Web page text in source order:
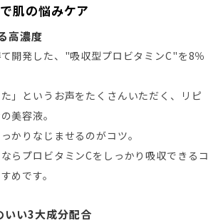
肌の悩みケア
高濃度
開発した、"吸収型プロビタミンC"を8％
た」というお声をたくさんいただく、リピ
美容液。
かりなじませるのがコツ。
らプロビタミンCをしっかり吸収できるコ
めです。
いい3大成分配合